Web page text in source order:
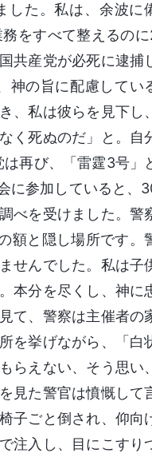
した。私は、余波に
をすべて整えるの
共産党が必死に逮捕
神の旨に配慮してい
、私は彼らを見下し、
く死ぬのだ」と。自
再び、「雷霆3号」
に参加していると、
べを受けました。警
額と隠し場所です。
せんでした。私は子
本分を尽くし、神に
て、警察は主催者の
を挙げながら、「白
らえない、そう思い、
見た警官は憤慨して
子ごと倒され、仰向
注入し、目にこすり